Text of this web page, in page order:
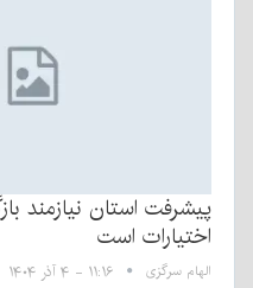
پیشرفت استان نیازمند
اختیارات است
الهام سرگزی ۱۱:۱۶ - ۴ آذر ۱۴۰۴